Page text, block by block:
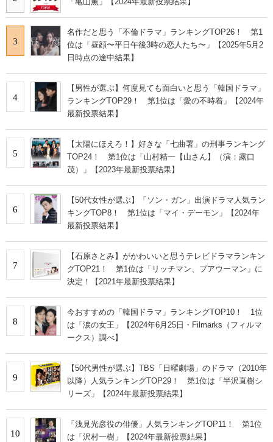
3
名作だと思う「不倫ドラマ」ランキングTOP26！ 第1
位は「昼顔〜平日午後3時の恋人たち〜」【2025年5月2
日時点の途中結果】
4
【男性が選ぶ】何度見ても面白いと思う「韓国ドラマ」
ランキングTOP29！ 第1位は「愛の不時着」【2024年
最新投票結果】
5
【太陽にほえろ！】好きな「七曲署」の刑事ランキング
TOP24！ 第1位は「山村精一【山さん】（演：露口
茂）」【2023年最新投票結果】
6
【50代女性が選ぶ】「ソン・ガン」出演ドラマ人気ラン
キングTOP8！ 第1位は「マイ・デーモン」【2024年
最新投票結果】
7
【石原さとみ】がかわいいと思うテレビドラマランキン
グTOP21！ 第1位は「リッチマン、プアウーマン」に
決定！【2021年最新投票結果】
8
今おすすめの「韓国ドラマ」ランキングTOP10！ 1位
は「涙の女王」【2024年6月25日・Filmarks（フィルマ
ークス）調べ】
9
【50代男性が選ぶ】TBS「日曜劇場」のドラマ（2010年
以降）人気ランキングTOP29！ 第1位は「半沢直樹シ
リーズ」【2024年最新投票結果】
10
「浅見光彦役の俳優」人気ランキングTOP11！ 第1位
は「沢村一樹」【2024年最新投票結果】